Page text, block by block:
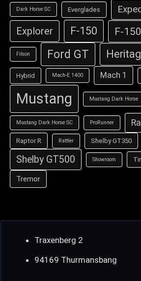
Dark Horse SC Everglades
Explorer F-150 F-
Filson Ford GT
Hybrid Mach-E 1400 Mach 1
Mustang Mustang Dark Horse
Mustang Dark Horse SC ProRunner
Raptor R Rattler Shelby GT350
Shelby GT500 Showroom
Tremor
Traxenberg 2
94169 Thurmansbang